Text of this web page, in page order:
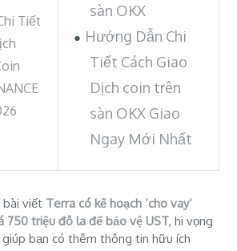
Tiết
sàn OKX
Hướng Dẫn Chi
Tiết Cách Giao
Dịch coin trên
sàn OKX Giao
Ngay Mới Nhất
bài viết Terra có kế hoạch ‘cho vay’
triệu đô la để bảo vệ UST, hi vọng
bạn có thêm thông tin hữu ích